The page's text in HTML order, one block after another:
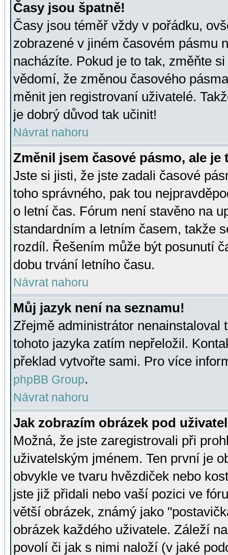
Časy jsou špatně!
Časy jsou téměř vždy v pořádku,
zobrazené v jiném časovém pásmu
nacházíte. Pokud je to tak, změňte
vědomí, že změnou časového
měnit jen registrovaní uživatelé.
je dobrý důvod tak učinit!
Návrat nahoru
Změnil jsem časové pásmo, ale je
Jste si jisti, že jste zadali časové
toho správného, pak tou
o letní čas. Fórum není stavěno na
standardním a letním časem, takže
rozdíl. Řešením může být posunutí
dobu trvání letního času.
Návrat nahoru
Můj jazyk není na seznamu!
Zřejmě administrátor nenainstaloval
tohoto jazyka zatím nepřeložil.
překlad vytvořte sami. Pro více
phpBB Group.
Návrat nahoru
Jak zobrazím obrázek pod
Možná, že jste zaregistrovali při
uživatelským jménem. Ten první je
obvykle ve tvaru hvězdiček nebo
jste již přidali nebo vaší pozici ve
větší obrázek, známý jako
obrázek každého uživatele. Záleží
povolí či jak s nimi naloží (v jaké